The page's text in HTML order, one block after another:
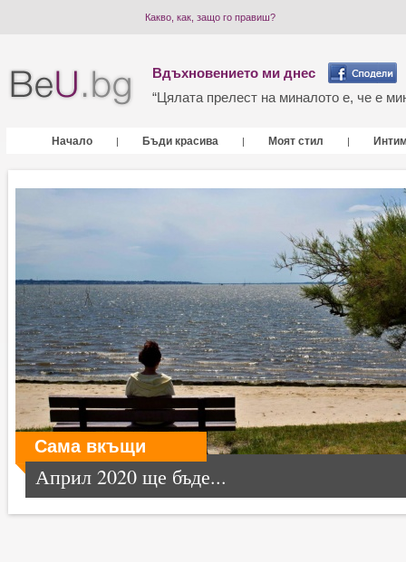
Какво, как, защо го правиш?
Вдъхновението ми днес
“Цялата прелест на миналото е, че е
Начало | Бъди красива | Моят стил |
Сама вкъщи
Април 2020 ще бъде...